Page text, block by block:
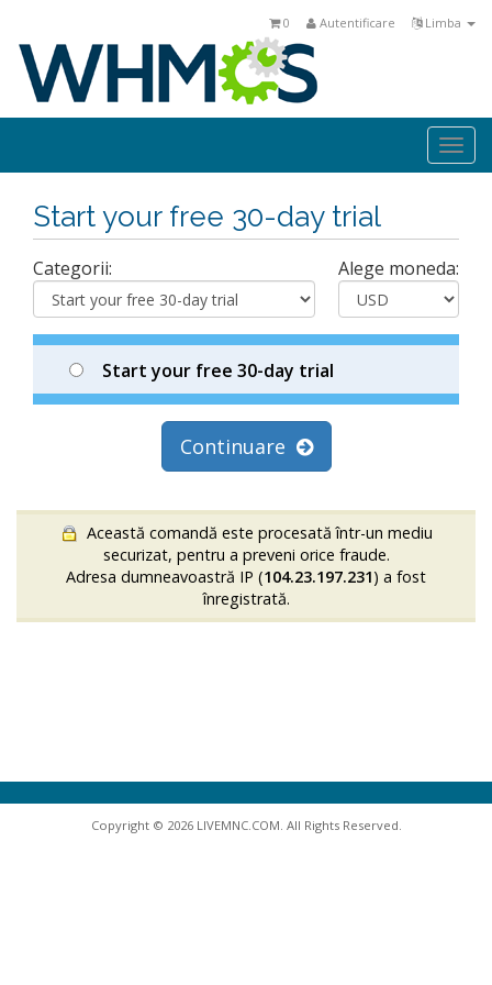
Limba
Autentificare
0
Start your free 30-day trial
Categorii: Alege moneda:
Start your free 30-day trial
Continuare
Această comandă este procesată într-un mediu
securizat, pentru a preveni orice fraude.
Adresa dumneavoastră IP (104.23.197.231) a fost
înregistrată.
Copyright © 2026 LIVEMNC.COM. All Rights Reserved.